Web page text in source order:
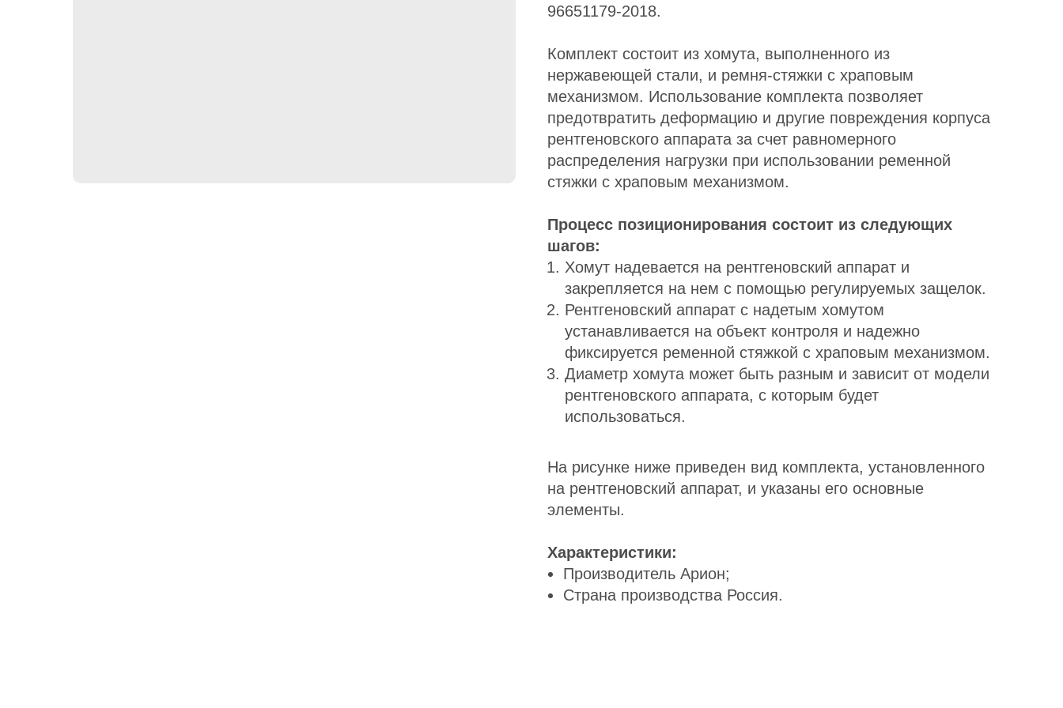
96651179-2018.
Комплект состоит из хомута, выполненного из
нержавеющей стали, и ремня-стяжки с храповым
механизмом. Использование комплекта позволяет
предотвратить деформацию и другие повреждения корпуса
рентгеновского аппарата за счет равномерного
распределения нагрузки при использовании ременной
стяжки с храповым механизмом.
Процесс позиционирования состоит из следующих
шагов:
Хомут надевается на рентгеновский аппарат и
закрепляется на нем с помощью регулируемых защелок.
Рентгеновский аппарат с надетым хомутом
устанавливается на объект контроля и надежно
фиксируется ременной стяжкой с храповым механизмом.
Диаметр хомута может быть разным и зависит от модели
рентгеновского аппарата, с которым будет
использоваться.
На рисунке ниже приведен вид комплекта, установленного
на рентгеновский аппарат, и указаны его основные
элементы.
Характеристики:
Производитель Арион;
Страна производства Россия.